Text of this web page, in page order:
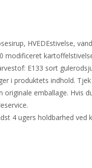
HVEDEstivelse,
modificeret
E133 sort
i produktets indhold.
emballage. Hvis
4 ugers holdbarhed ved